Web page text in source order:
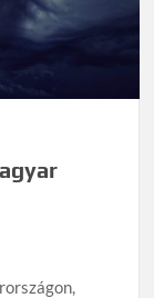
HR-
válaszok
kulcsa
torpan